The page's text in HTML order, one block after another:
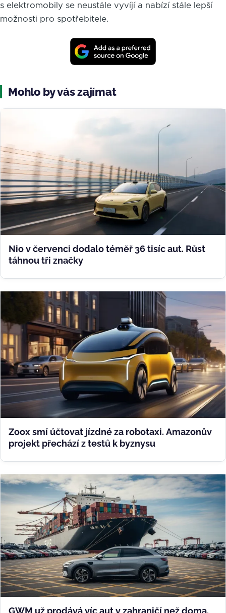
s elektromobily se neustále vyvíjí a nabízí stále lepší
možnosti pro spotřebitele.
Mohlo by vás zajímat
Nio v červenci dodalo téměř 36 tisíc aut. Růst
táhnou tři značky
Zoox smí účtovat jízdné za robotaxi. Amazonův
projekt přechází z testů k byznysu